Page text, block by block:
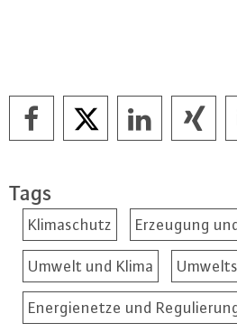
Tags
Klimaschutz Erzeugung
Umwelt und Klima
Energienetze und